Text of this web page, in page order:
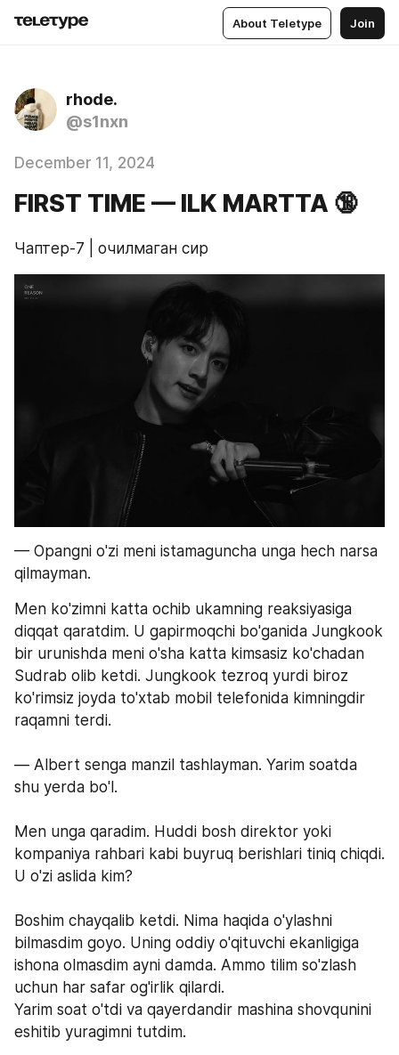
About Teletype Join
rhode.
@s1nxn
December 11, 2024
FIRST TIME — ILK MARTTA 🔞
Чаптер-7 | очилмаган сир
— Opangni o'zi meni istamaguncha unga hech narsa
qilmayman.
Men ko'zimni katta ochib ukamning reaksiyasiga
diqqat qaratdim. U gapirmoqchi bo'ganida Jungkook
bir urunishda meni o'sha katta kimsasiz ko'chadan
Sudrab olib ketdi. Jungkook tezroq yurdi biroz
ko'rimsiz joyda to'xtab mobil telefonida kimningdir
raqamni terdi.
— Albert senga manzil tashlayman. Yarim soatda
shu yerda bo'l.
Men unga qaradim. Huddi bosh direktor yoki
kompaniya rahbari kabi buyruq berishlari tiniq chiqdi.
U o'zi aslida kim?
Boshim chayqalib ketdi. Nima haqida o'ylashni
bilmasdim goyo. Uning oddiy o'qituvchi ekanligiga
ishona olmasdim ayni damda. Ammo tilim so'zlash
uchun har safar og'irlik qilardi.
Yarim soat o'tdi va qayerdandir mashina shovqunini
eshitib yuragimni tutdim.